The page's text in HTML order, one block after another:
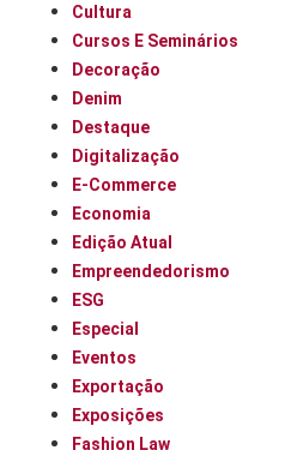
Cultura
Cursos E Seminários
Decoração
Denim
Destaque
Digitalização
E-Commerce
Economia
Edição Atual
Empreendedorismo
ESG
Especial
Eventos
Exportação
Exposições
Fashion Law